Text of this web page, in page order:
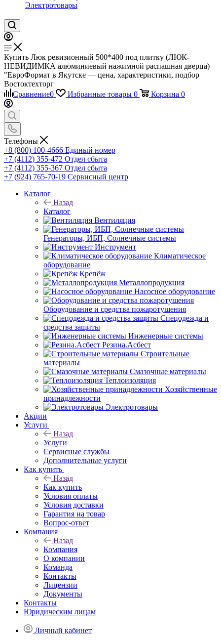
Электротовары
Купить Люк ревизионный 500*400 под плитку (ЛЮК-
НЕВИДИМКА алюминиевый нажимной распашная дверца)
"ЕвроФормат в Якутске — цена, характеристики, подбор |
Востоктехторг
Сравнение0 Избранные товары 0 Корзина 0
Телефоны
+8 (800) 100-4666 Единый номер
+7 (4112) 355-472 Отдел сбыта
+7 (4112) 355-367 Отдел сбыта
+7 (924) 765-70-19 Сервисный центр
Каталог
Назад
Каталог
Вентиляция
Генераторы, ИБП, Солнечные системы
Инструмент
Климатическое
оборудование
Крепёж
Металлопродукция
Насосное оборудование
Оборудование и средства пожаротушения
Спецодежда и
средства защиты
Инженерные системы
Резина.Асбест
Строительные
материалы
Смазочные материалы
Теплоизоляция
Хозяйственные
принадлежности
Электротовары
Акции
Услуги
Назад
Услуги
Сервисные службы
Дополнительные услуги
Как купить
Назад
Как купить
Условия оплаты
Условия доставки
Гарантия на товар
Вопрос-ответ
Компания
Назад
Компания
О компании
Команда
Контакты
Лицензии
Документы
Контакты
Юридическим лицам
Личный кабинет